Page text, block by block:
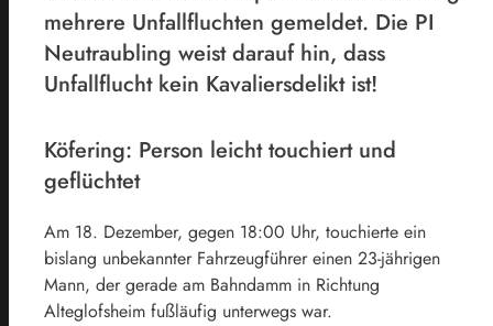
mehrere Unfallfluchten gemeldet. Die PI
Neutraubling weist darauf hin, dass
Unfallflucht kein Kavaliersdelikt ist!
Köfering: Person leicht touchiert und
geflüchtet
Am 18. Dezember, gegen 18:00 Uhr, touchierte ein
bislang unbekannter Fahrzeugführer einen 23-jährigen
Mann, der gerade am Bahndamm in Richtung
Alteglofsheim fußläufig unterwegs war.